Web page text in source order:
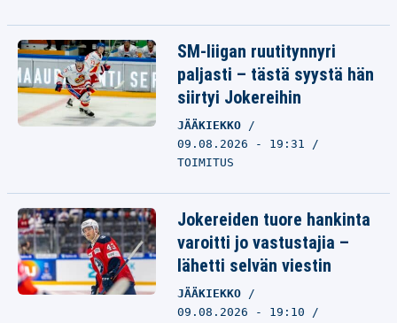
SM-liigan ruutitynnyri
paljasti – tästä syystä hän
siirtyi Jokereihin
JÄÄKIEKKO
09.08.2026 - 19:31
TOIMITUS
Jokereiden tuore hankinta
varoitti jo vastustajia –
lähetti selvän viestin
JÄÄKIEKKO
09.08.2026 - 19:10